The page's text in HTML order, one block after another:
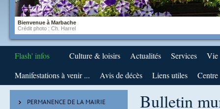
Bienvenue à Marbache
Crédit photo : Ch. Harrel
Flash' infos Culture & loisirs Actualités Services
Vie
Manifestations à venir ...
Avis de décès Liens utiles
PERMANENCE DE LA MAIRIE
Bulletin